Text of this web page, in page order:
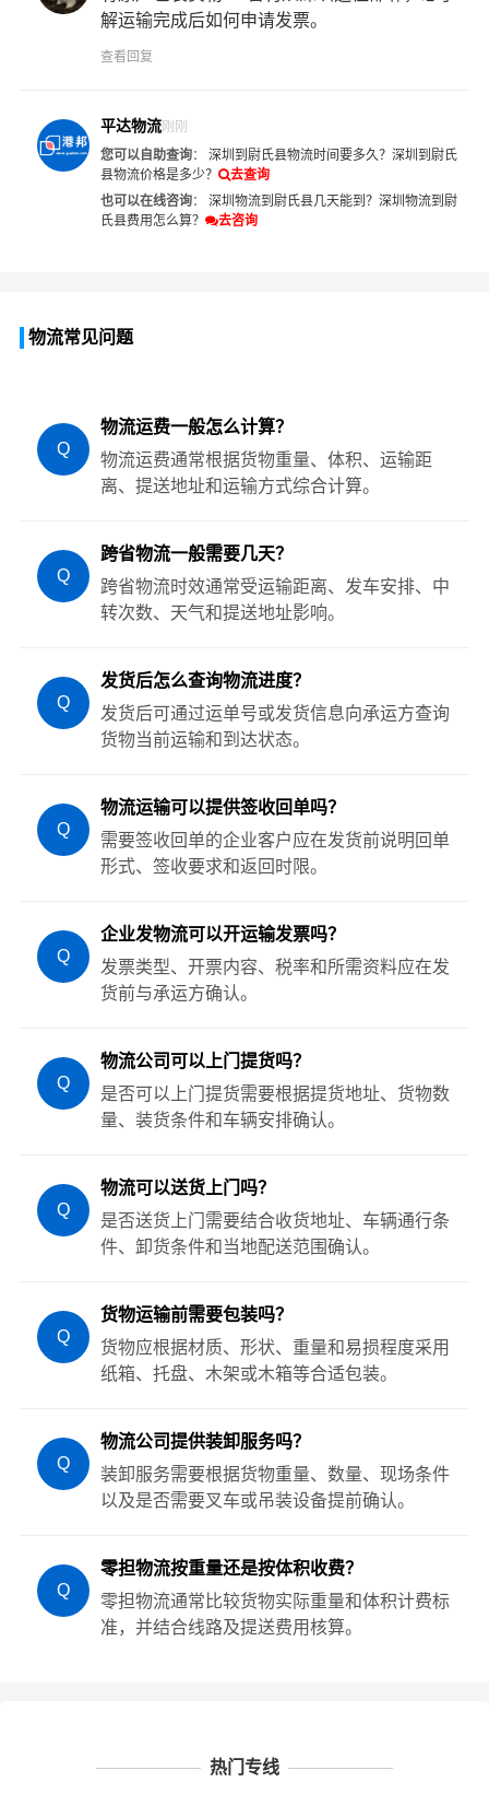
解运输完成后如何申请发票。
查看回复
平达物流刚刚
您可以自助查询： 深圳到尉氏县物流时间要多久？ 深圳到尉氏
县物流价格是多少？
去查询
也可以在线咨询： 深圳物流到尉氏县几天能到？ 深圳物流到尉
氏县费用怎么算？
去咨询
物流常见问题
Q
物流运费一般怎么计算？
物流运费通常根据货物重量、体积、运输距
离、提送地址和运输方式综合计算。
Q
跨省物流一般需要几天？
跨省物流时效通常受运输距离、发车安排、中
转次数、天气和提送地址影响。
Q
发货后怎么查询物流进度？
发货后可通过运单号或发货信息向承运方查询
货物当前运输和到达状态。
Q
物流运输可以提供签收回单吗？
需要签收回单的企业客户应在发货前说明回单
形式、签收要求和返回时限。
Q
企业发物流可以开运输发票吗？
发票类型、开票内容、税率和所需资料应在发
货前与承运方确认。
Q
物流公司可以上门提货吗？
是否可以上门提货需要根据提货地址、货物数
量、装货条件和车辆安排确认。
Q
物流可以送货上门吗？
是否送货上门需要结合收货地址、车辆通行条
件、卸货条件和当地配送范围确认。
Q
货物运输前需要包装吗？
货物应根据材质、形状、重量和易损程度采用
纸箱、托盘、木架或木箱等合适包装。
Q
物流公司提供装卸服务吗？
装卸服务需要根据货物重量、数量、现场条件
以及是否需要叉车或吊装设备提前确认。
Q
零担物流按重量还是按体积收费？
零担物流通常比较货物实际重量和体积计费标
准，并结合线路及提送费用核算。
热门专线